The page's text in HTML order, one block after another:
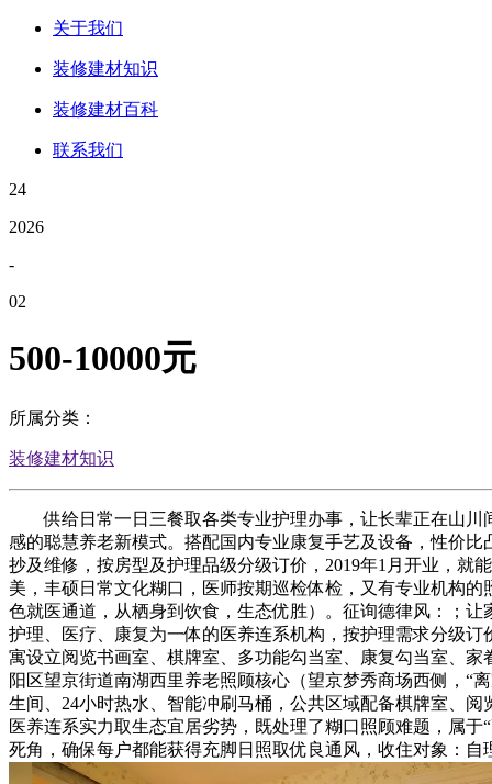
关于我们
装修建材知识
装修建材百科
联系我们
24
2026
-
02
500-10000元
所属分类：
装修建材知识
供给日常一日三餐取各类专业护理办事，让长辈正在山川
感的聪慧养老新模式。搭配国内专业康复手艺及设备，性价
抄及维修，按房型及护理品级分级订价，2019年1月开业，就
美，丰硕日常文化糊口，医师按期巡检体检，又有专业机构
色就医通道，从栖身到饮食，生态优胜）。征询德律风：；
护理、医疗、康复为一体的医养连系机构，按护理需求分级
寓设立阅览书画室、棋牌室、多功能勾当室、康复勾当室、
阳区望京街道南湖西里养老照顾核心（望京梦秀商场西侧，“
生间、24小时热水、智能冲刷马桶，公共区域配备棋牌室、
医养连系实力取生态宜居劣势，既处理了糊口照顾难题，属
死角，确保每户都能获得充脚日照取优良通风，收住对象：